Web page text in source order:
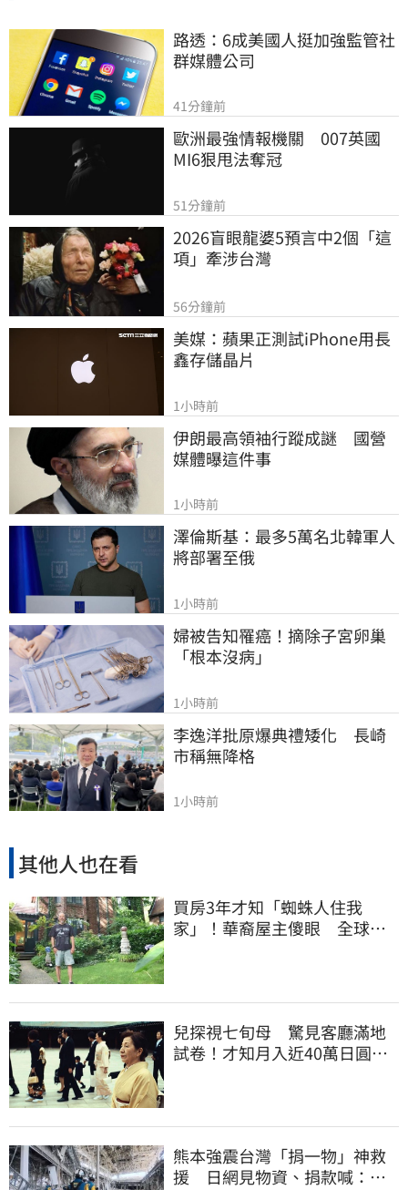
路透：6成美國人挺加強監管社
群媒體公司
41分鐘前
歐洲最強情報機關　007英國
MI6狠甩法奪冠
51分鐘前
2026盲眼龍婆5預言中2個「這
項」牽涉台灣
56分鐘前
美媒：蘋果正測試iPhone用長
鑫存儲晶片
1小時前
伊朗最高領袖行蹤成謎　國營
媒體曝這件事
1小時前
澤倫斯基：最多5萬名北韓軍人
將部署至俄
1小時前
婦被告知罹癌！摘除子宮卵巢
「根本沒病」
1小時前
李逸洋批原爆典禮矮化　長崎
市稱無降格
1小時前
其他人也在看
買房3年才知「蜘蛛人住我
家」！華裔屋主傻眼 全球童
兒探視七旬母 驚見客廳滿地
試卷！才知月入近40萬日圓
熊本強震台灣「捐一物」神救
援 日網見物資、捐款喊：給